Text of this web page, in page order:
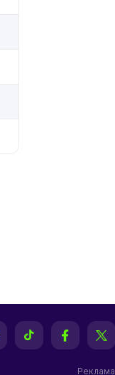
Реклама